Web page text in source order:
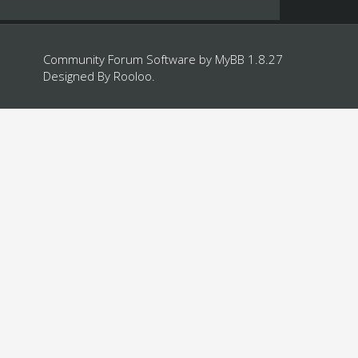
Community Forum Software by MyBB 1.8.27
Designed By Rooloo.